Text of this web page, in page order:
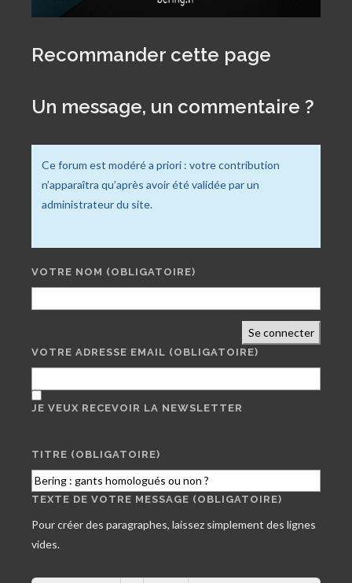
Recommander cette page
Un message, un commentaire ?
Ce forum est modéré a priori : votre contribution
n’apparaîtra qu’après avoir été validée par un
administrateur du site.
VOTRE NOM (OBLIGATOIRE)
Se connecter
VOTRE ADRESSE EMAIL (OBLIGATOIRE)
JE VEUX RECEVOIR LA NEWSLETTER
TITRE (OBLIGATOIRE)
TEXTE DE VOTRE MESSAGE (OBLIGATOIRE)
Pour créer des paragraphes, laissez simplement des lignes
vides.